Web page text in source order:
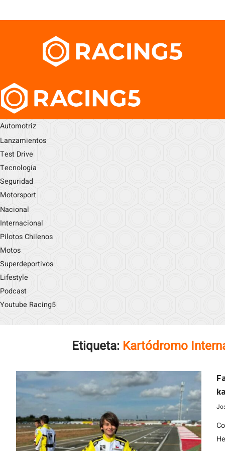
Automotriz
Lanzamientos
Test Drive
Tecnología
Seguridad
Motorsport
Nacional
Internacional
Pilotos Chilenos
Motos
Superdeportivos
Lifestyle
Podcast
Youtube Racing5
Etiqueta: Kartódromo